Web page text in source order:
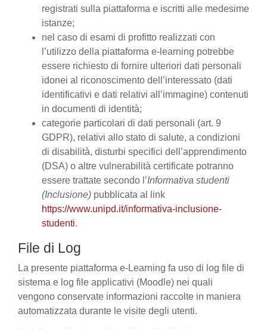
registrati sulla piattaforma e iscritti alle medesime
istanze;
nel caso di esami di profitto realizzati con
l’utilizzo della piattaforma e-learning potrebbe
essere richiesto di fornire ulteriori dati personali
idonei al riconoscimento dell’interessato (dati
identificativi e dati relativi all’immagine) contenuti
in documenti di identità;
categorie particolari di dati personali (art. 9
GDPR), relativi allo stato di salute, a condizioni
di disabilità, disturbi specifici dell’apprendimento
(DSA) o altre vulnerabilità certificate potranno
essere trattate secondo l’Informativa studenti
(Inclusione) pubblicata al link
https://www.unipd.it/informativa-inclusione-
studenti.
File di Log
La presente piattaforma e-Learning fa uso di log file di
sistema e log file applicativi (Moodle) nei quali
vengono conservate informazioni raccolte in maniera
automatizzata durante le visite degli utenti.